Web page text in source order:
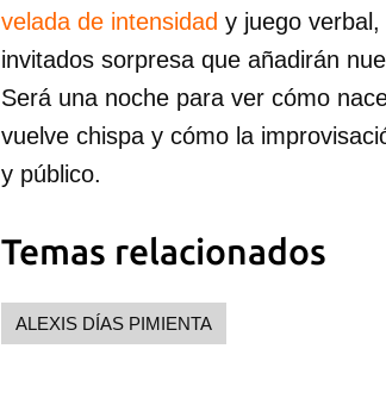
cuenta de 14ymedio.
velada de intensidad y juego
invitados sorpresa que añadirán
Será una noche para ver cómo
vuelve chispa y cómo la
y público.
Temas relacionados
ALEXIS DÍAS PIMIENTA